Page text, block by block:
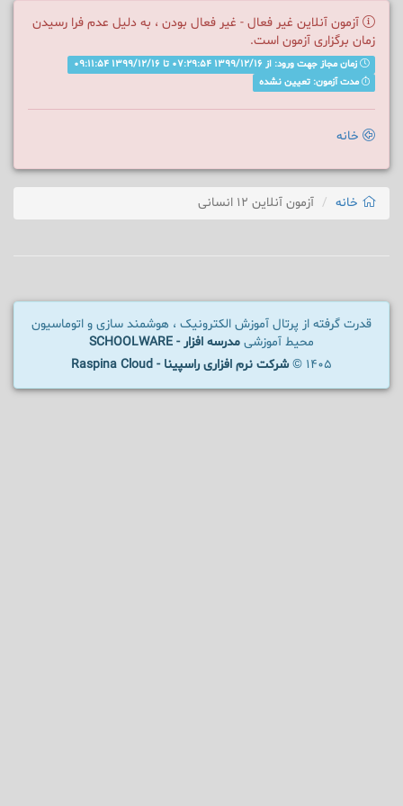
آزمون آنلاین غیر فعال - غیر فعال بودن ، به دلیل عدم فرا رسیدن
زمان برگزاری آزمون است.
زمان مجاز جهت ورود: از 1399/12/16 07:29:54 تا 1399/12/16 09:11:54
مدت آزمون: تعیین نشده
خانه
خانه آزمون آنلاین 12 انسانی
قدرت گرفته از پرتال آموزش الکترونیک ، هوشمند سازی و اتوماسیون
محیط آموزشی مدرسه افزار - SCHOOLWARE
1405 ©
شرکت نرم افزاری راسپینا - Raspina Cloud